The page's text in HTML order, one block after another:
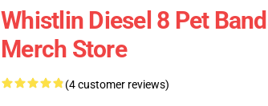
Whistlin Diesel 8 Pet
Merch Store
(4 customer reviews)